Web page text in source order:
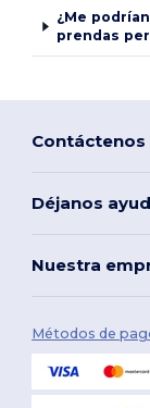
¿Me
prendas
Contáctenos
Déjanos
Nuestra
Métodos de